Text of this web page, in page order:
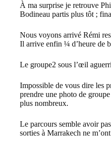
À ma surprise je retrouve
Bodineau partis plus tôt ;
Nous voyons arrivé Rémi
Il arrive enfin ¼ d’heure de
Le groupe2 sous l’œil
Impossible de vous dire les
prendre une photo de
plus nombreux.
Le parcours semble avoir
sorties à Marrakech ne